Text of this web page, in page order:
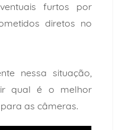
furtos por
diretos no
nessa situação,
qual é o melhor
as câmeras.